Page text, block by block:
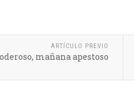
ARTÍCULO PREVIO
mañana apestoso